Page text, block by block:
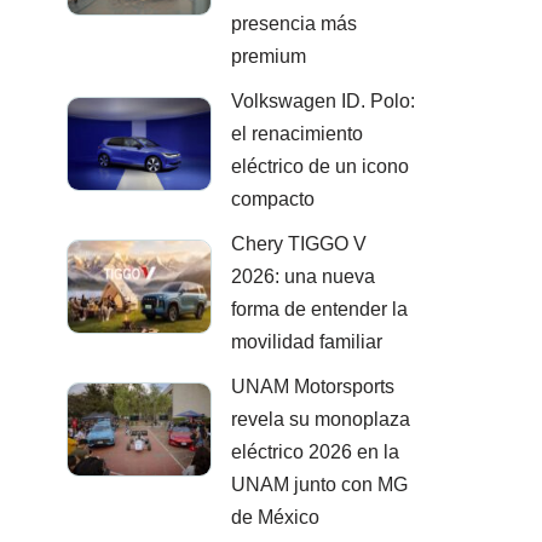
presencia más
premium
Volkswagen ID. Polo:
el renacimiento
eléctrico de un icono
compacto
Chery TIGGO V
2026: una nueva
forma de entender la
movilidad familiar
UNAM Motorsports
revela su monoplaza
eléctrico 2026 en la
UNAM junto con MG
de México